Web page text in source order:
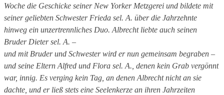
Woche die Geschicke seiner New Yorker Metzgerei und bildete mit
seiner geliebten Schwester Frieda sel. A. über die Jahrzehnte
hinweg ein unzertrennliches Duo. Albrecht liebte auch seinen
Bruder Dieter sel. A. –
und mit Bruder und Schwester wird er nun gemeinsam begraben –
und seine Eltern Alfred und Flora sel. A., denen kein Grab vergönnt
war, innig. Es verging kein Tag, an denen Albrecht nicht an sie
dachte, und er ließ stets eine Seelenkerze an ihren Jahrzeiten